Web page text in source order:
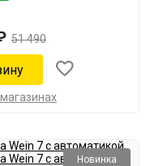
51 490
Новинка